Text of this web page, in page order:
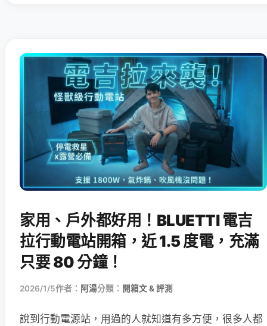
家用、戶外都好用！BLUETTI 電吉
拉行動電站開箱，近 1.5 度電，充滿
只要 80 分鐘！
2026/1/5作者： 阿湯分類： 開箱文 & 評測
說到行動電源站，用過的人就知道有多方便，很多人都